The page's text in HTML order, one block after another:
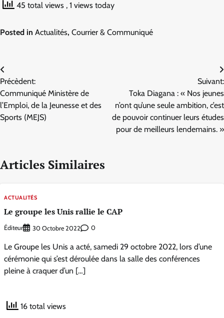
45 total views , 1 views today
Posted in Actualités, Courrier & Communiqué
Navigation
de
l’article
Précèdent:
Communiqué Ministère de
l’Emploi, de la Jeunesse et des
Sports (MEJS)
Suivant:
Toka Diagana : « Nos jeunes
n’ont qu’une seule ambition, c’est
de pouvoir continuer leurs études
pour de meilleurs lendemains. »
Articles Similaires
ACTUALITÉS
Le groupe les Unis rallie le CAP
Éditeur 30 Octobre 2022 0
Le Groupe les Unis a acté, samedi 29 octobre 2022, lors d’une
cérémonie qui s’est déroulée dans la salle des conférences
pleine à craquer d’un […]
16 total views